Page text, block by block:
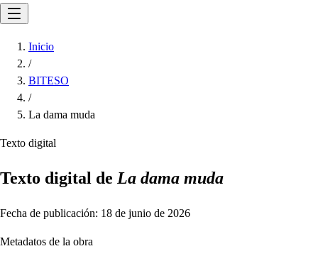
Inicio
/
BITESO
/
La dama muda
Texto digital
Texto digital de La dama muda
Fecha de publicación: 18 de junio de 2026
Metadatos de la obra